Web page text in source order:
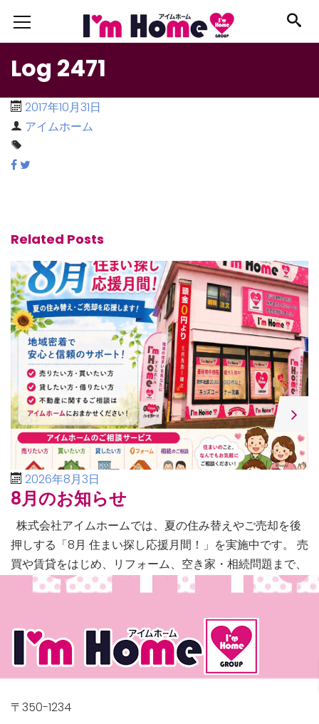
Log 2471
2017年10月31日
アイムホーム
Related Posts
2026年8月3日
8月のお知らせ
株式会社アイムホームでは、夏の住み替えやご売却を後
押しする「8月 住まい探し応援月間！」を実施中です。 売
買や賃貸をはじめ、リフォーム、空き家・相続問題まで、
不動産に関するあらゆるご相談に幅広く対応いたしま […]
〒350-1234